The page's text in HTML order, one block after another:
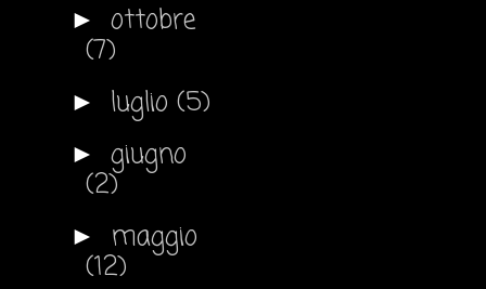
► ottobre
(7)
► luglio (5)
► giugno
(2)
► maggio
(12)